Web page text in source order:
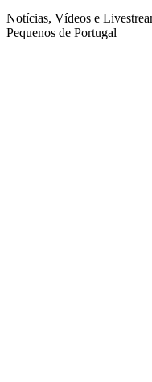
Notícias, Vídeos e
Pequenos de Portugal